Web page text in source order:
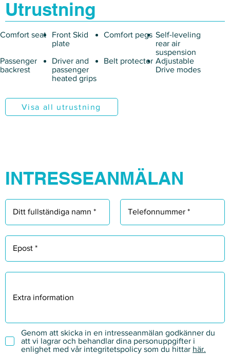
Utrustning
Comfort seat
Front Skid
plate
Comfort pegs Self-leveling
rear air
suspension
Passenger
backrest
Driver and
passenger
heated grips
Belt protector Adjustable
Drive modes
Visa all utrustning
Genom att skicka in en intresseanmälan godkänner du
att vi lagrar och behandlar dina personuppgifter i
enlighet med vår integritetspolicy som du hittar här.
INTRESSEANMÄLAN